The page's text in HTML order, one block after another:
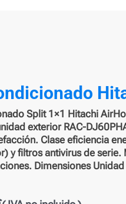
Split 1×1 Hitachi
exterior RAC-
Clase eficiencia
y filtros antivirus de
Dimensiones